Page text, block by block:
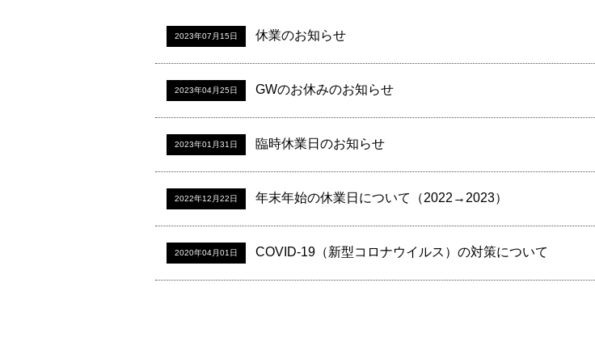
2023年07月15日 休業のお知らせ
2023年04月25日 GWのお休みのお知らせ
2023年01月31日 臨時休業日のお知らせ
2022年12月22日 年末年始の休業日について（2022→2023）
2020年04月01日 COVID-19（新型コロナウイルス）の対策について